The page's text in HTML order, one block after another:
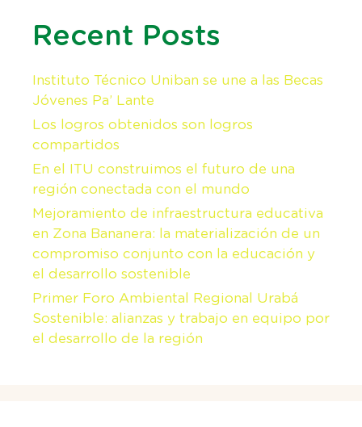
Recent Posts
Instituto Técnico Uniban se une a las Becas
Jóvenes Pa’ Lante
Los logros obtenidos son logros
compartidos
En el ITU construimos el futuro de una
región conectada con el mundo
Mejoramiento de infraestructura educativa
en Zona Bananera: la materialización de un
compromiso conjunto con la educación y
el desarrollo sostenible
Primer Foro Ambiental Regional Urabá
Sostenible: alianzas y trabajo en equipo por
el desarrollo de la región